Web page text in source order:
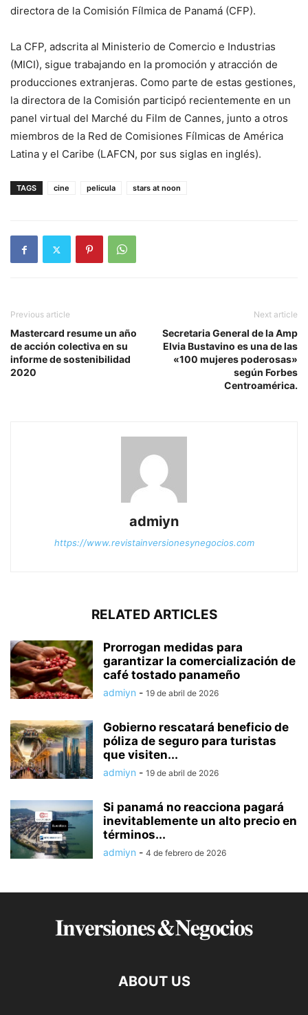
directora de la Comisión Fílmica de Panamá (CFP).
La CFP, adscrita al Ministerio de Comercio e Industrias
(MICI), sigue trabajando en la promoción y atracción de
producciones extranjeras. Como parte de estas gestiones,
la directora de la Comisión participó recientemente en un
panel virtual del Marché du Film de Cannes, junto a otros
miembros de la Red de Comisiones Fílmicas de América
Latina y el Caribe (LAFCN, por sus siglas en inglés).
TAGS cine pelicula stars at noon
Previous article
Mastercard resume un año
de acción colectiva en su
informe de sostenibilidad
2020
Next article
Secretaria General de la Amp
Elvia Bustavino es una de las
«100 mujeres poderosas»
según Forbes
Centroamérica.
admiyn
https://www.revistainversionesynegocios.com
RELATED ARTICLES
Prorrogan medidas para
garantizar la comercialización de
café tostado panameño
admiyn - 19 de abril de 2026
Gobierno rescatará beneficio de
póliza de seguro para turistas
que visiten...
admiyn - 19 de abril de 2026
Si panamá no reacciona pagará
inevitablemente un alto precio en
términos...
admiyn - 4 de febrero de 2026
ABOUT US